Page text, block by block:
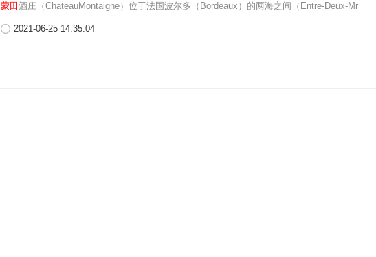
蒙田 酒庄（ChateauMontaigne）位于法国波尔多（Bordeaux）的两海之间（Entre-Deux-Mr
2021-06-25 14:35:04